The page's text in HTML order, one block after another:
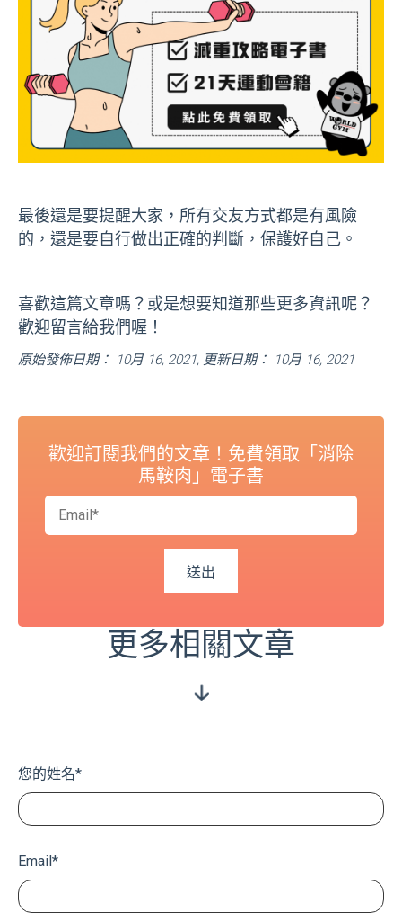
最後還是要提醒大家，所有交友方式都是有風險
的，還是要自行做出正確的判斷，保護好自己。
喜歡這篇文章嗎？或是想要知道那些更多資訊呢？
歡迎留言給我們喔！
原始發佈日期： 10月 16, 2021, 更新日期： 10月 16, 2021
歡迎訂閱我們的文章！免費領取「消除
馬鞍肉」電子書
更多相關文章
您的姓名*
Email*